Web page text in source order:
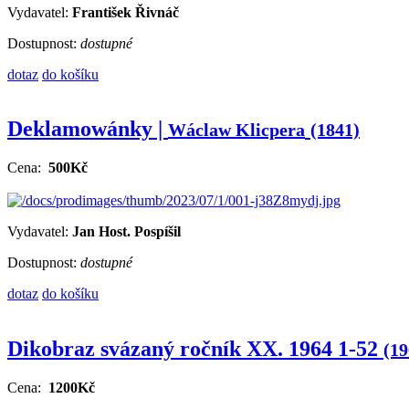
Vydavatel: František Řivnáč
Dostupnost: dostupné
dotaz do košíku
Deklamowánky | Wáclaw Klicpera (1841)
Cena: 500Kč
Vydavatel: Jan Host. Pospíšil
Dostupnost: dostupné
dotaz do košíku
Dikobraz svázaný ročník XX. 1964 1-52
Cena: 1200Kč